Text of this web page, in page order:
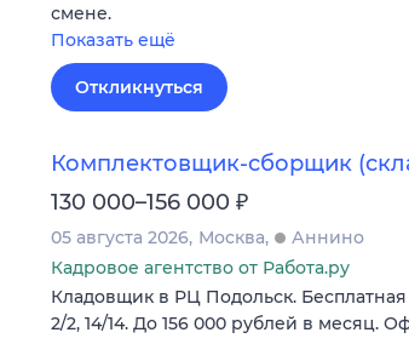
смене.
Показать ещё
Откликнуться
Комплектовщик-сборщик
130 000–156 000 ₽
05 августа 2026 Москва
Аннино
Кадровое агентство от Работа.ру
Кладовщик в РЦ Подольск.
2/2, 14/14. До 156 000 рублей в месяц.